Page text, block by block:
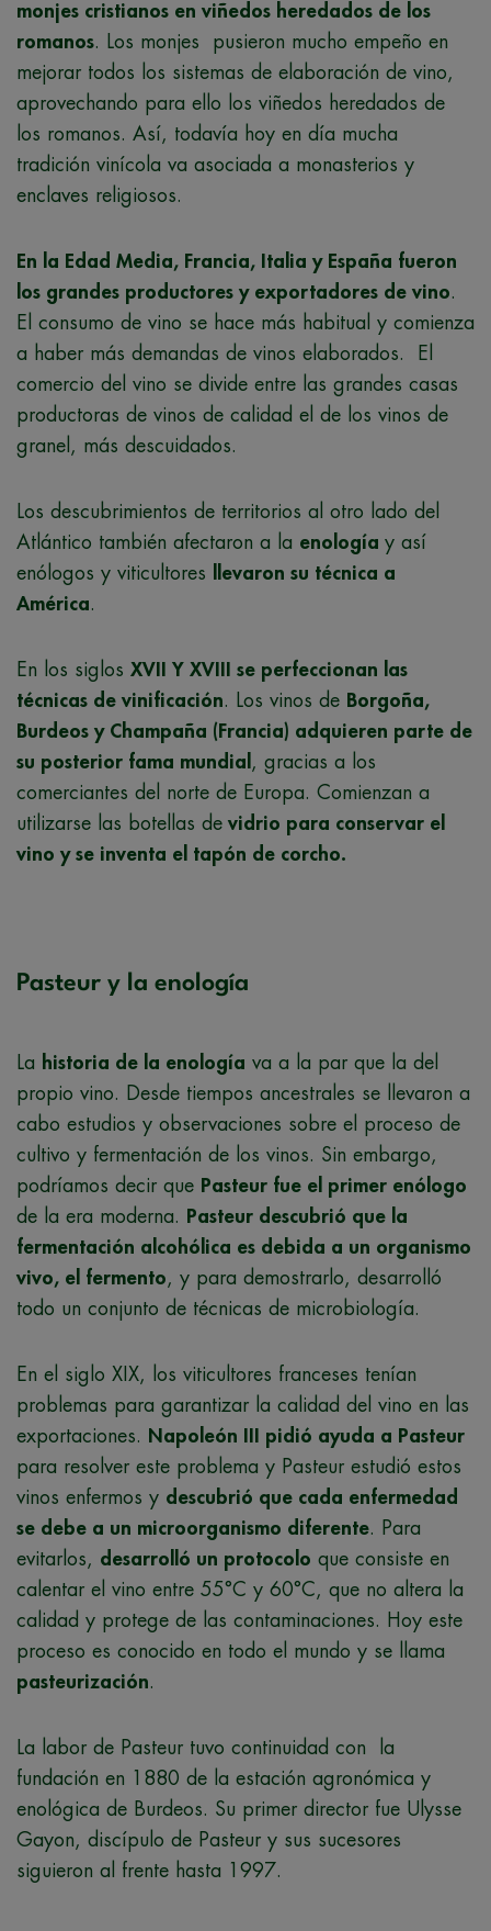
monjes cristianos en viñedos heredados de los
romanos. Los monjes pusieron mucho empeño en
mejorar todos los sistemas de elaboración de vino,
aprovechando para ello los viñedos heredados de
los romanos. Así, todavía hoy en día mucha
tradición vinícola va asociada a monasterios y
enclaves religiosos.
En la Edad Media, Francia, Italia y España fueron
los grandes productores y exportadores de vino.
El consumo de vino se hace más habitual y comienza
a haber más demandas de vinos elaborados. El
comercio del vino se divide entre las grandes casas
productoras de vinos de calidad el de los vinos de
granel, más descuidados.
Los descubrimientos de territorios al otro lado del
Atlántico también afectaron a la enología y así
enólogos y viticultores
llevaron su técnica a
América.
En los siglos XVII Y XVIII se perfeccionan las
técnicas de vinificación. Los vinos de Borgoña,
Burdeos y Champaña (Francia) adquieren parte de
su posterior fama mundial , gracias a los
comerciantes del norte de Europa. Comienzan a
utilizarse las botellas de vidrio para conservar el
vino y se inventa el tapón de corcho.
Pasteur y la enología
La historia de la enología va a la par que la del
propio vino. Desde tiempos ancestrales se llevaron a
cabo estudios y observaciones sobre el proceso de
cultivo y fermentación de los vinos. Sin embargo,
podríamos decir que Pasteur fue el primer enólogo
de la era moderna.
Pasteur descubrió que la
fermentación alcohólica es debida a un organismo
vivo, el fermento, y para demostrarlo, desarrolló
todo un conjunto de técnicas de microbiología.
En el siglo XIX, los viticultores franceses tenían
problemas para garantizar la calidad del vino en las
exportaciones.
Napoleón III pidió ayuda a Pasteur
para resolver este problema y Pasteur estudió estos
vinos enfermos y descubrió que cada enfermedad
se debe a un microorganismo diferente. Para
evitarlos, desarrolló un protocolo que consiste en
calentar el vino entre 55°C y 60°C, que no altera la
calidad y protege de las contaminaciones. Hoy este
proceso es conocido en todo el mundo y se llama
pasteurización.
La labor de Pasteur tuvo continuidad con la
fundación en 1880 de la estación agronómica y
enológica de Burdeos. Su primer director fue Ulysse
Gayon, discípulo de Pasteur y sus sucesores
siguieron al frente hasta 1997.